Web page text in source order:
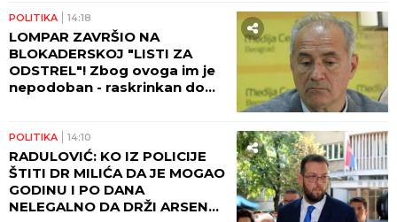
POLITIKA 14:18
LOMPAR ZAVRŠIO NA
BLOKADERSKOJ "LISTI ZA
ODSTREL"! Zbog ovoga im je
nepodoban - raskrinkan do
POLITIKA 14:10
RADULOVIĆ: KO IZ POLICIJE
ŠTITI DR MILIĆA DA JE MOGAO
GODINU I PO DANA
NELEGALNO DA DRŽI ARSENAL